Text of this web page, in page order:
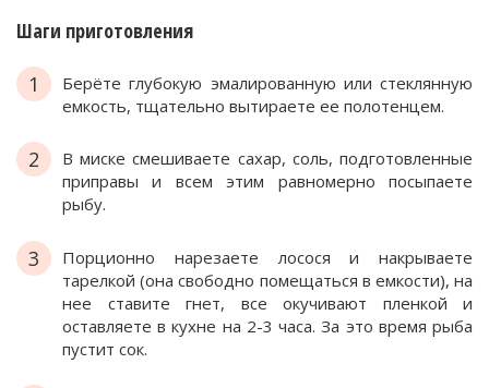
Шаги приготовления
1
Берёте глубокую эмалированную или стеклянную
емкость, тщательно вытираете ее полотенцем.
2
В миске смешиваете сахар, соль, подготовленные
приправы и всем этим равномерно посыпаете
рыбу.
3
Порционно нарезаете лосося и накрываете
тарелкой (она свободно помещаться в емкости), на
нее ставите гнет, все окучивают пленкой и
оставляете в кухне на 2-3 часа. За это время рыба
пустит сок.